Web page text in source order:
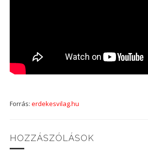
Forrás: erdekesvilag.hu
HOZZÁSZÓLÁSOK